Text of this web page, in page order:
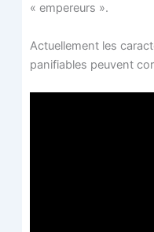
« empereurs ».
Actuel­le­ment les
pani­fiables peuvent